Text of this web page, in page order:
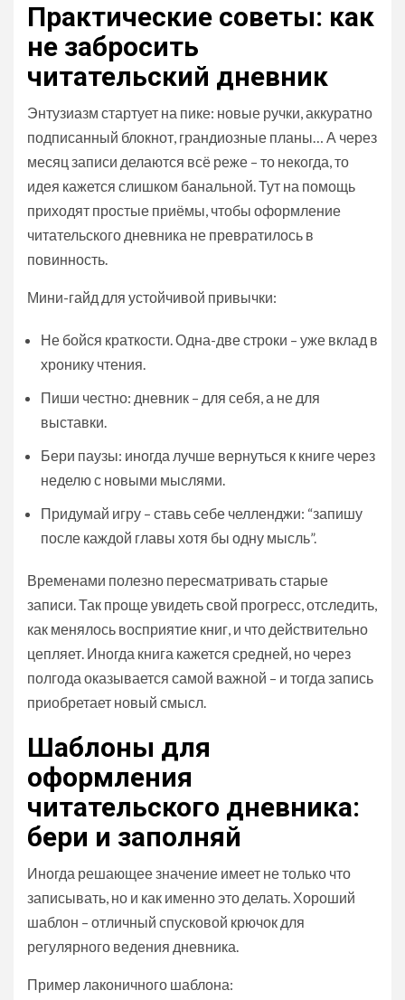
Практические советы: как
не забросить
читательский дневник
Энтузиазм стартует на пике: новые ручки, аккуратно
подписанный блокнот, грандиозные планы… А через
месяц записи делаются всё реже – то некогда, то
идея кажется слишком банальной. Тут на помощь
приходят простые приёмы, чтобы оформление
читательского дневника не превратилось в
повинность.
Мини-гайд для устойчивой привычки:
Не бойся краткости. Одна-две строки – уже вклад в
хронику чтения.
Пиши честно: дневник – для себя, а не для
выставки.
Бери паузы: иногда лучше вернуться к книге через
неделю с новыми мыслями.
Придумай игру – ставь себе челленджи: “запишу
после каждой главы хотя бы одну мысль”.
Временами полезно пересматривать старые
записи. Так проще увидеть свой прогресс, отследить,
как менялось восприятие книг, и что действительно
цепляет. Иногда книга кажется средней, но через
полгода оказывается самой важной – и тогда запись
приобретает новый смысл.
Шаблоны для
оформления
читательского дневника:
бери и заполняй
Иногда решающее значение имеет не только что
записывать, но и как именно это делать. Хороший
шаблон – отличный спусковой крючок для
регулярного ведения дневника.
Пример лаконичного шаблона: